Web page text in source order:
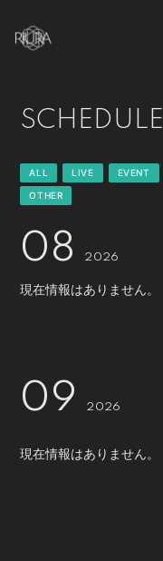
SCHEDULE
VIDEO
RADIO
Q&A
SCHEDULE
ALL LIVE EVENT
OTHER
08 2026
現在情報はありません。
09 2026
現在情報はありません。